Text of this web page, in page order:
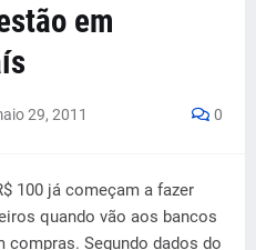
em
29, 2011 0
100 já começam a fazer
quando vão aos bancos
Segundo dados do